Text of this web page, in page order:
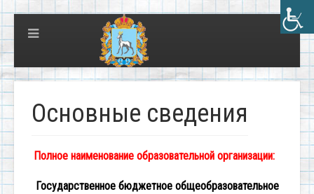
Основные сведения
Полное наименование образовательной организации:
Государственное бюджетное общеобразовательное